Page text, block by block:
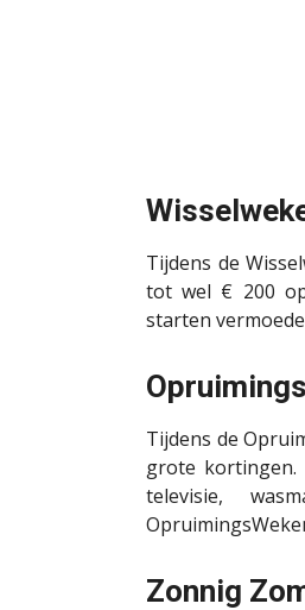
Tijdens de
tot wel € 200
starten
Tijdens de
grote kortingen.
televisie,
Zonnig